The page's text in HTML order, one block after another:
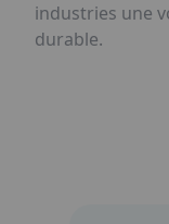
industries une
durable.